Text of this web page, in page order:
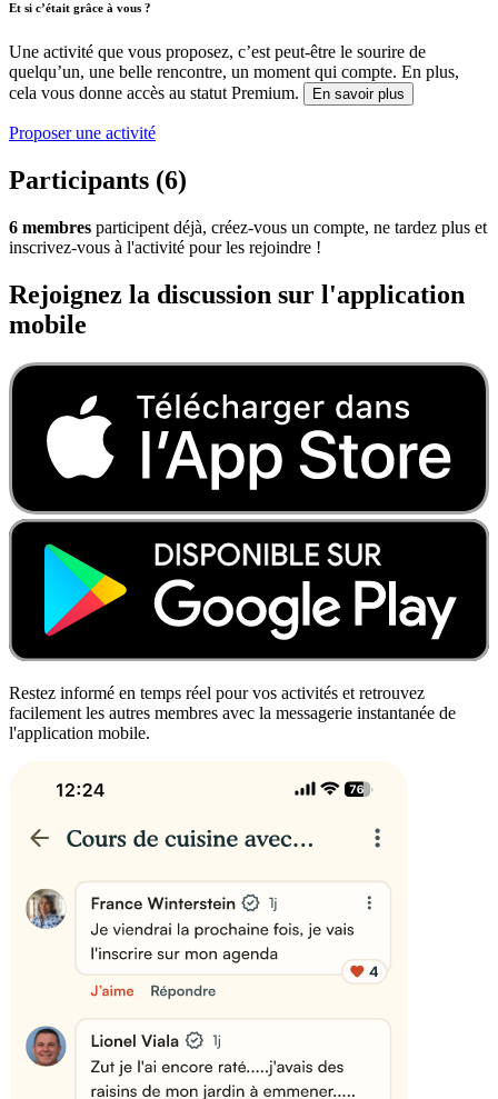
Et si c’était grâce à vous ?
Une activité que vous proposez, c’est peut-être le sourire de
quelqu’un, une belle rencontre, un moment qui compte. En plus,
cela vous donne accès au statut Premium.
En savoir plus
Proposer une activité
Participants (6)
6 membres participent déjà, créez-vous un compte, ne tardez plus et
inscrivez-vous à l'activité pour les rejoindre !
Rejoignez la discussion sur l'application
mobile
Restez informé en temps réel pour vos activités et retrouvez
facilement les autres membres avec la messagerie instantanée de
l'application mobile.